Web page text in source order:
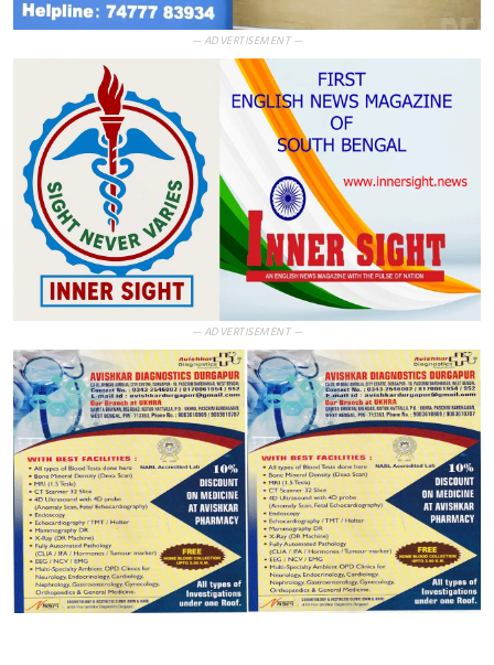
— ADVERTISEMENT —
— ADVERTISEMENT —